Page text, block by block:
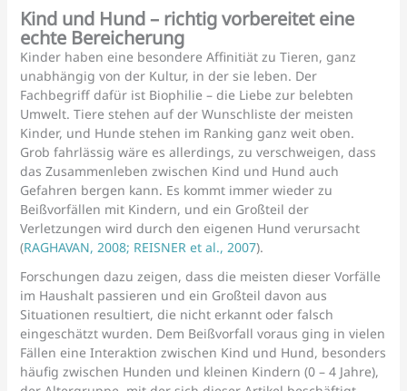
Kind und Hund – richtig vorbereitet eine
echte Bereicherung
Kinder haben eine besondere Affinitiät zu Tieren, ganz
unabhängig von der Kultur, in der sie leben. Der
Fachbegriff dafür ist Biophilie – die Liebe zur belebten
Umwelt. Tiere stehen auf der Wunschliste der meisten
Kinder, und Hunde stehen im Ranking ganz weit oben.
Grob fahrlässig wäre es allerdings, zu verschweigen, dass
das Zusammenleben zwischen Kind und Hund auch
Gefahren bergen kann. Es kommt immer wieder zu
Beißvorfällen mit Kindern, und ein Großteil der
Verletzungen wird durch den eigenen Hund verursacht
(RAGHAVAN, 2008; REISNER et al., 2007).
Forschungen dazu zeigen, dass die meisten dieser Vorfälle
im Haushalt passieren und ein Großteil davon aus
Situationen resultiert, die nicht erkannt oder falsch
eingeschätzt wurden. Dem Beißvorfall voraus ging in vielen
Fällen eine Interaktion zwischen Kind und Hund, besonders
häufig zwischen Hunden und kleinen Kindern (0 – 4 Jahre),